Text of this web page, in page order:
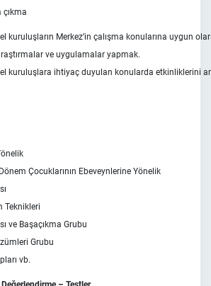
çıkma
kuruluşların Merkez’in çalışma konularına uygun
ve uygulamalar yapmak.
kuruluşlara ihtiyaç duyulan konularda etkinliklerini
Çocuklarının Ebeveynlerine Yönelik
Teknikleri
ve Başaçıkma Grubu
Grubu
vb.